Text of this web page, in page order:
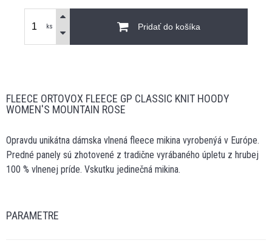
ks Pridať do košíka
FLEECE ORTOVOX FLEECE GP CLASSIC KNIT HOODY
WOMEN'S MOUNTAIN ROSE
Opravdu unikátna dámska vlnená fleece mikina vyrobenýá v Európe.
Predné panely sú zhotovené z tradične vyrábaného úpletu z hrubej
100 % vlnenej príde. Vskutku jedinečná mikina.
PARAMETRE